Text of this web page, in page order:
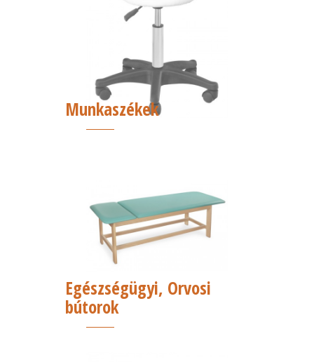
Munkaszékek
Egészségügyi, Orvosi
bútorok